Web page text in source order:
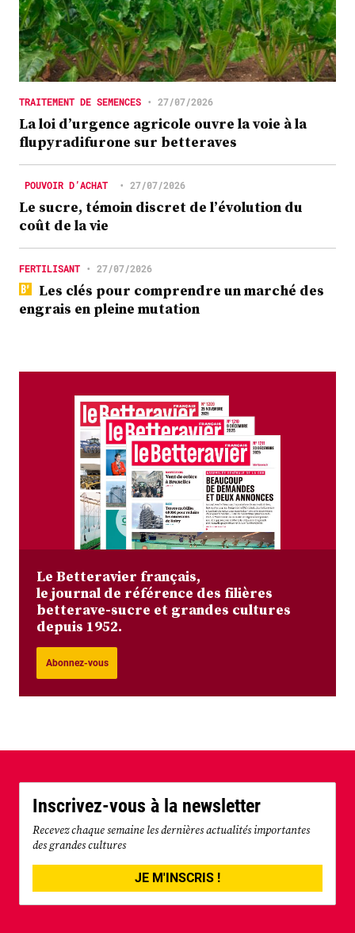
TRAITEMENT DE SEMENCES • 27/07/2026
La loi d’urgence agricole ouvre la voie à la
flupyradifurone sur betteraves
POUVOIR D’ACHAT • 27/07/2026
Le sucre, témoin discret de l’évolution du
coût de la vie
FERTILISANT • 27/07/2026
Les clés pour comprendre un marché des
engrais en pleine mutation
Le Betteravier français,
le journal de référence des filières
betterave-sucre et grandes cultures
depuis 1952.
Abonnez-vous
Inscrivez-vous à la newsletter
Recevez chaque semaine les dernières actualités importantes
des grandes cultures
JE M'INSCRIS !